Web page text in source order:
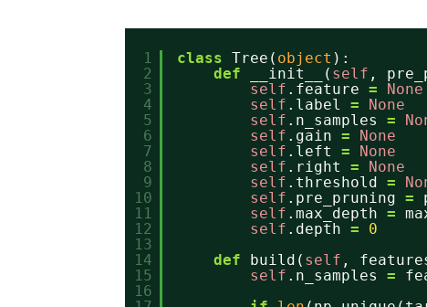
1
2
3
4
5
6
7
8
9
10
11
12
13
14
15
16
class Tree( object ):
def
__init__( self ,
self .feature =
None
self .label =
None
self .n_samples =
self .gain =
None
self .left =
None
self .right =
None
self .threshold =
self .pre_pruning =
self .max_depth =
self .depth =
0
def
build( self ,
self .n_samples =